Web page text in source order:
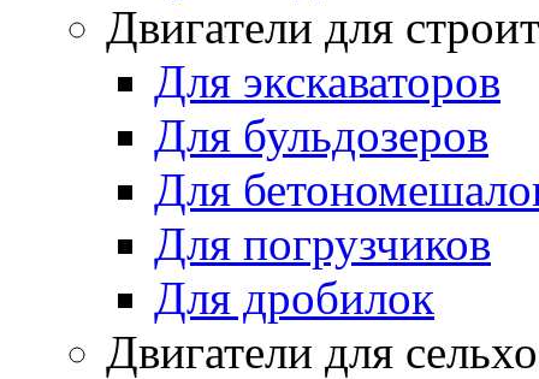
Двигатели для
Для экскаваторов
Для бульдозеров
Для
Для погрузчиков
Для дробилок
Двигатели для